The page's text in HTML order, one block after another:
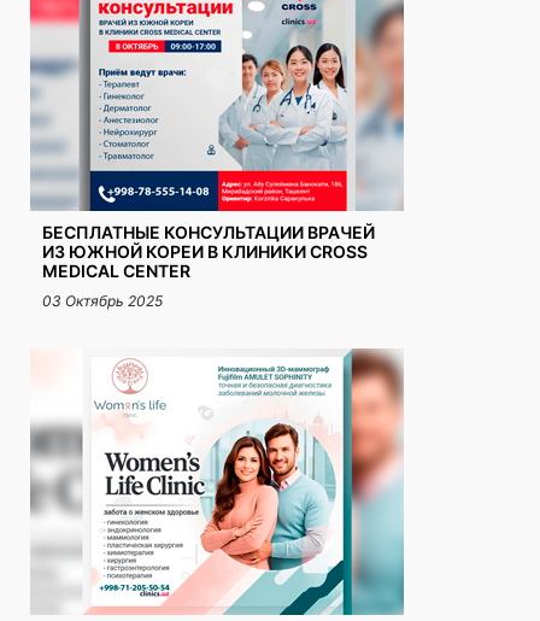
БЕСПЛАТНЫЕ КОНСУЛЬТАЦИИ ВРАЧЕЙ
ИЗ ЮЖНОЙ КОРЕИ В КЛИНИКИ CROSS
MEDICAL CENTER
03 Октябрь 2025